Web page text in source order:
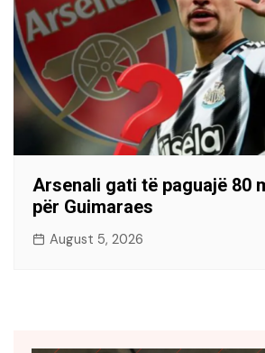
Arsenali gati të paguajë 80
për Guimaraes
August 5, 2026